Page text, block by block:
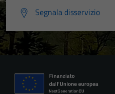
Segnala disservizio